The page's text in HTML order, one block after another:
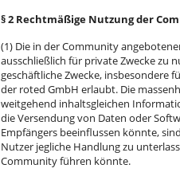
§ 2 Rechtmäßige Nutzung der
(1) Die in der Community
ausschließlich für private Zwecke zu
geschäftliche Zwecke, insbesondere
der roted GmbH erlaubt. Die
weitgehend inhaltsgleichen
die Versendung von Daten oder
Empfängers beeinflussen könnte,
Nutzer jegliche Handlung zu
Community führen könnte.